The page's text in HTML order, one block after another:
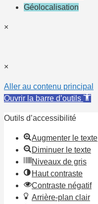
Géolocalisation
×
×
Aller au contenu principal
Ouvrir la barre d’outils
Outils d’accessibilité
Augmenter le texte
Diminuer le texte
Niveaux de gris
Haut contraste
Contraste négatif
Arrière-plan clair